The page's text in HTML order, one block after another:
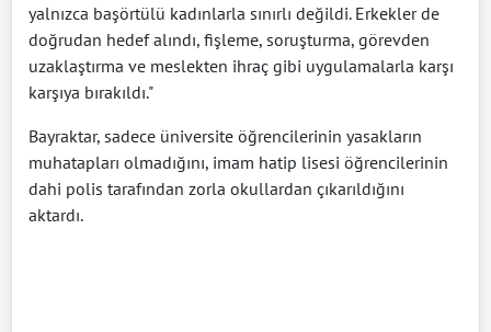
yalnızca başörtülü kadınlarla sınırlı değildi. Erkekler de
doğrudan hedef alındı, fişleme, soruşturma, görevden
uzaklaştırma ve meslekten ihraç gibi uygulamalarla karşı
karşıya bırakıldı."
Bayraktar, sadece üniversite öğrencilerinin yasakların
muhatapları olmadığını, imam hatip lisesi öğrencilerinin
dahi polis tarafından zorla okullardan çıkarıldığını
aktardı.